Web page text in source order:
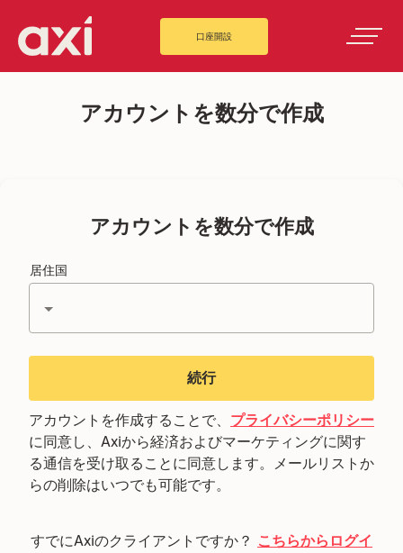
口座開設
アカウントを数分で作成
アカウントを数分で作成
居住国
続行
アカウントを作成することで、 プライバシーポリシー
に同意し、Axiから経済およびマーケティングに関す
る通信を受け取ることに同意します。メールリストか
らの削除はいつでも可能です。
すでにAxiのクライアントですか？ こちらからログイ